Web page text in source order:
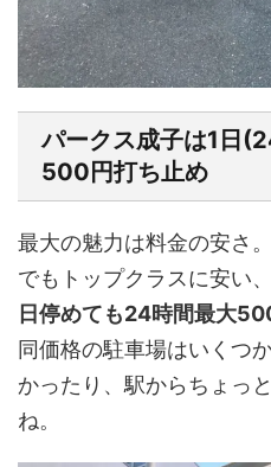
パークス成子は1日
500円打ち止め
最大の魅力は料金の安さ
でもトップクラスに安い、
日停めても24時間最大
同価格の駐車場はいくつ
かったり、駅からちょっ
ね。